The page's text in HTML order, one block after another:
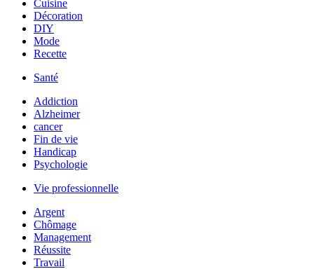
Cuisine
Décoration
DIY
Mode
Recette
Santé
Addiction
Alzheimer
cancer
Fin de vie
Handicap
Psychologie
Vie professionnelle
Argent
Chômage
Management
Réussite
Travail